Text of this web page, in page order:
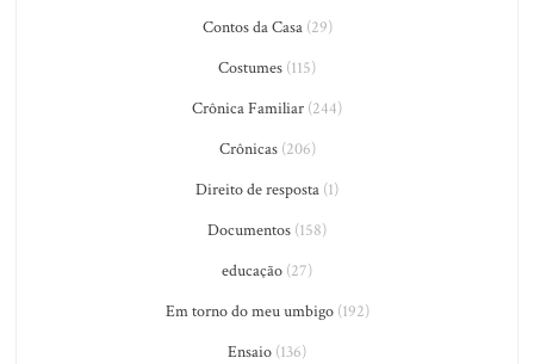
Contos da Casa(29)
Costumes (115)
Crônica Familiar (244)
Crônicas(206)
Direito de resposta (1)
Documentos (158)
educação (27)
Em torno do meu umbigo(192)
Ensaio (136)